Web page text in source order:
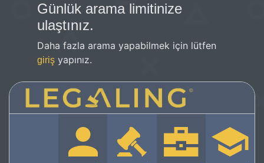
Günlük arama limitinize
ulaştınız.
Daha fazla arama yapabilmek için lütfen
giriş yapınız.